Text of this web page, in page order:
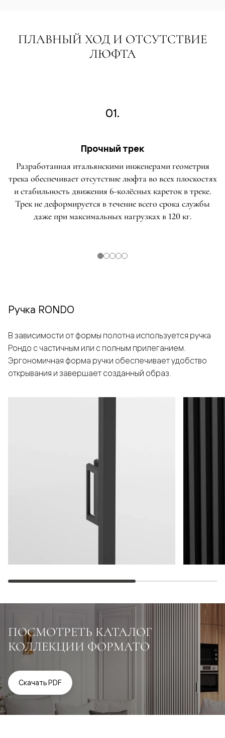
ПЛАВНЫЙ ХОД И ОТСУТСТВИЕ
ЛЮФТА
01.
Прочный трек
Разработанная итальянскими инженерами геометрия
трека обеспечивает отсутствие люфта во всех плоскостях
и стабильность движения 6-колёсных кареток в треке.
Трек не деформируется в течение всего срока службы
даже при максимальных нагрузках в 120 кг.
Ручка RONDO
В зависимости от формы полотна используется ручка
Рондо с частичным или с полным прилеганием.
Эргономичная форма ручки обеспечивает удобство
открывания и завершает созданный образ.
ПОСМОТРЕТЬ КАТАЛОГ
КОЛЛЕКЦИИ ФОРМАТО
Скачать PDF